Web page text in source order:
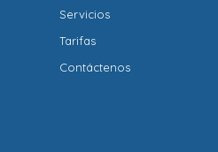
Servicios
Tarifas
Contáctenos